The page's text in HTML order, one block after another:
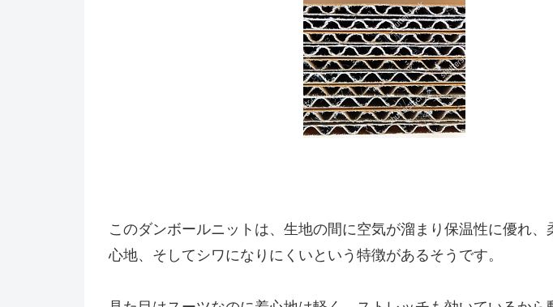
このダンボールニットは、生地の間に空気が溜まり保温性に優れ、
心地、そしてシワになりにくいという特徴があるそうです。